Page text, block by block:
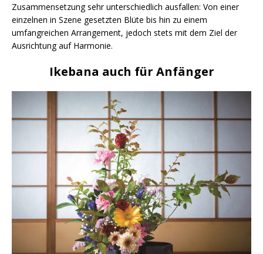
Zusammensetzung sehr unterschiedlich ausfallen: Von einer
einzelnen in Szene gesetzten Blüte bis hin zu einem
umfangreichen Arrangement, jedoch stets mit dem Ziel der
Ausrichtung auf Harmonie.
Ikebana auch für Anfänger